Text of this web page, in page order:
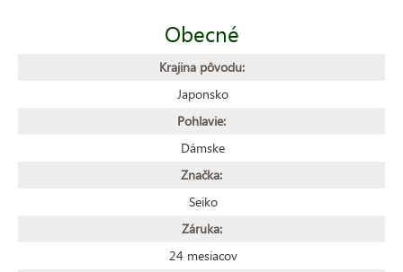
Obecné
Krajina pôvodu:
Japonsko
Pohlavie:
Dámske
Značka:
Seiko
Záruka:
24 mesiacov